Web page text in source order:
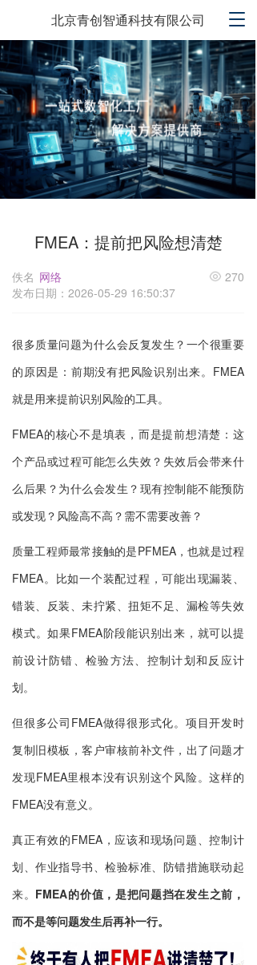
T
g
g
l
e
n
a
v
i
g
a
北京青创智通科技有限公司
FMEA：提前把风险想清楚
佚名 网络
发布日期：2026-05-29 16:50:37
270
很多质量问题为什么会反复发生？一个很重要
的原因是：前期没有把风险识别出来。FMEA
就是用来提前识别风险的工具。
FMEA的核心不是填表，而是提前想清楚：这
个产品或过程可能怎么失效？失效后会带来什
么后果？为什么会发生？现有控制能不能预防
或发现？风险高不高？需不需要改善？
质量工程师最常接触的是PFMEA，也就是过程
FMEA。比如一个装配过程，可能出现漏装、
错装、反装、未拧紧、扭矩不足、漏检等失效
模式。如果FMEA阶段能识别出来，就可以提
前设计防错、检验方法、控制计划和反应计
划。
但很多公司FMEA做得很形式化。项目开发时
复制旧模板，客户审核前补文件，出了问题才
发现FMEA里根本没有识别这个风险。这样的
FMEA没有意义。
真正有效的FMEA，应该和现场问题、控制计
划、作业指导书、检验标准、防错措施联动起
来。 FMEA的价值，是把问题挡在发生之前，
而不是等问题发生后再补一行。